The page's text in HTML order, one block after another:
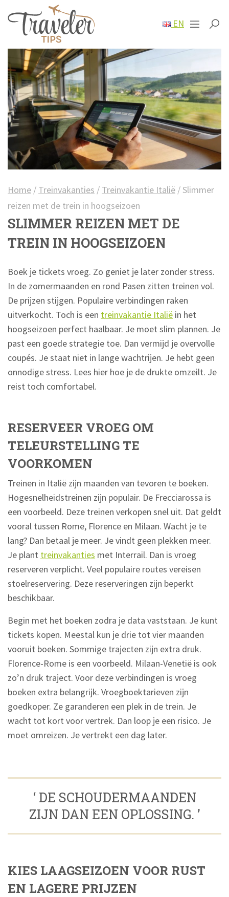
EN
Home / Treinvakanties / Treinvakantie Italië /Slimmer
reizen met de trein in hoogseizoen
SLIMMER REIZEN MET DE
TREIN IN HOOGSEIZOEN
Boek je tickets vroeg. Zo geniet je later zonder stress.
In de zomermaanden en rond Pasen zitten treinen vol.
De prijzen stijgen. Populaire verbindingen raken
uitverkocht. Toch is een treinvakantie Italië in het
hoogseizoen perfect haalbaar. Je moet slim plannen. Je
past een goede strategie toe. Dan vermijd je overvolle
coupés. Je staat niet in lange wachtrijen. Je hebt geen
onnodige stress. Lees hier hoe je de drukte omzeilt. Je
reist toch comfortabel.
RESERVEER VROEG OM
TELEURSTELLING TE
VOORKOMEN
Treinen in Italië zijn maanden van tevoren te boeken.
Hogesnelheidstreinen zijn populair. De Frecciarossa is
een voorbeeld. Deze treinen verkopen snel uit. Dat geldt
vooral tussen Rome, Florence en Milaan. Wacht je te
lang? Dan betaal je meer. Je vindt geen plekken meer.
Je plant treinvakanties met Interrail. Dan is vroeg
reserveren verplicht. Veel populaire routes vereisen
stoelreservering. Deze reserveringen zijn beperkt
beschikbaar.
Begin met het boeken zodra je data vaststaan. Je kunt
tickets kopen. Meestal kun je drie tot vier maanden
vooruit boeken. Sommige trajecten zijn extra druk.
Florence-Rome is een voorbeeld. Milaan-Venetië is ook
zo’n druk traject. Voor deze verbindingen is vroeg
boeken extra belangrijk. Vroegboektarieven zijn
goedkoper. Ze garanderen een plek in de trein. Je
wacht tot kort voor vertrek. Dan loop je een risico. Je
moet omreizen. Je vertrekt een dag later.
‘ DE SCHOUDERMAANDEN
ZIJN DAN EEN OPLOSSING. ’
KIES LAAGSEIZOEN VOOR RUST
EN LAGERE PRIJZEN